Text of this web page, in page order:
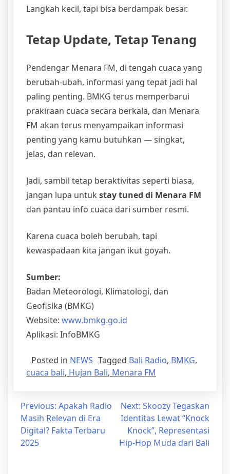
Langkah kecil, tapi bisa berdampak besar.
Tetap Update, Tetap Tenang
Pendengar Menara FM, di tengah cuaca yang
berubah-ubah, informasi yang tepat jadi hal
paling penting. BMKG terus memperbarui
prakiraan cuaca secara berkala, dan Menara
FM akan terus menyampaikan informasi
penting yang kamu butuhkan — singkat,
jelas, dan relevan.
Jadi, sambil tetap beraktivitas seperti biasa,
jangan lupa untuk stay tuned di Menara FM
dan pantau info cuaca dari sumber resmi.
Karena cuaca boleh berubah, tapi
kewaspadaan kita jangan ikut goyah.
Sumber:
Badan Meteorologi, Klimatologi, dan
Geofisika (BMKG)
Website: www.bmkg.go.id
Aplikasi: InfoBMKG
Posted in NEWS Tagged Bali Radio, BMKG,
cuaca bali, Hujan Bali, Menara FM
Previous: Apakah Radio
Masih Relevan di Era
Digital? Fakta Terbaru
2025
Next: Skoozy Tegaskan
Identitas Lewat “Knock
Knock”, Representasi
Hip-Hop Muda dari Bali